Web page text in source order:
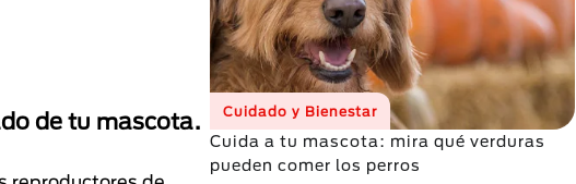
de tu mascota.
Cuidado y Bienestar
Cuida a tu mascota: mira qué verduras
pueden comer los perros